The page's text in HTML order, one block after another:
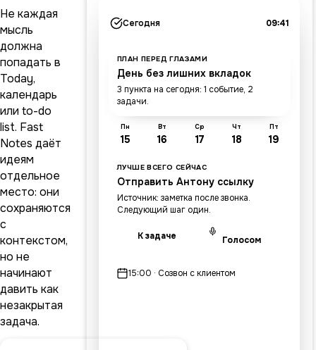
Не каждая
мысль
должна
попадать в
Today,
календарь
или to-do
list. Fast
Notes даёт
идеям
отдельное
место: они
сохраняются
с
контекстом,
но не
начинают
давить как
незакрытая
задача.
Сегодня 09:41
ПЛАН ПЕРЕД ГЛАЗАМИ
День без лишних вкладок
3 пункта на сегодня: 1 событие, 2
задачи.
Пн
15
Вт
16
Ср
17
Чт
18
Пт
19
ЛУЧШЕ ВСЕГО СЕЙЧАС
Отправить Антону ссылку
Источник: заметка после звонка.
Следующий шаг один.
К задаче Голосом
15:00 · Созвон с клиентом